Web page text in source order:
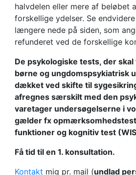
halvdelen eller mere af beløbet
forskellige ydelser. Se
længere nede på siden, som
refunderet ved de forskellige
De psykologiske tests, der
børne og ungdomspsykiatrisk
dækket ved skifte til
afregnes særskilt med den
varetager undersøgelserne i
gælder fx
funktioner og kognitiv test
Få tid til en 1. konsultation.
Kontakt mig pr. mail (undlad